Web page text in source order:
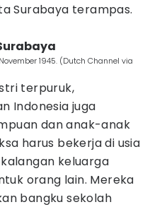
Surabaya terampas.
1945. (Dutch Channel via
terpuruk,
Indonesia juga
dan anak-anak
harus bekerja di usia
keluarga
orang lain. Mereka
bangku sekolah